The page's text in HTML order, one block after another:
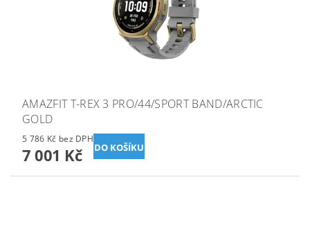
AMAZFIT T-REX 3 PRO/44/SPORT BAND/ARCTIC
GOLD
5 786 Kč bez DPH
7 001 Kč